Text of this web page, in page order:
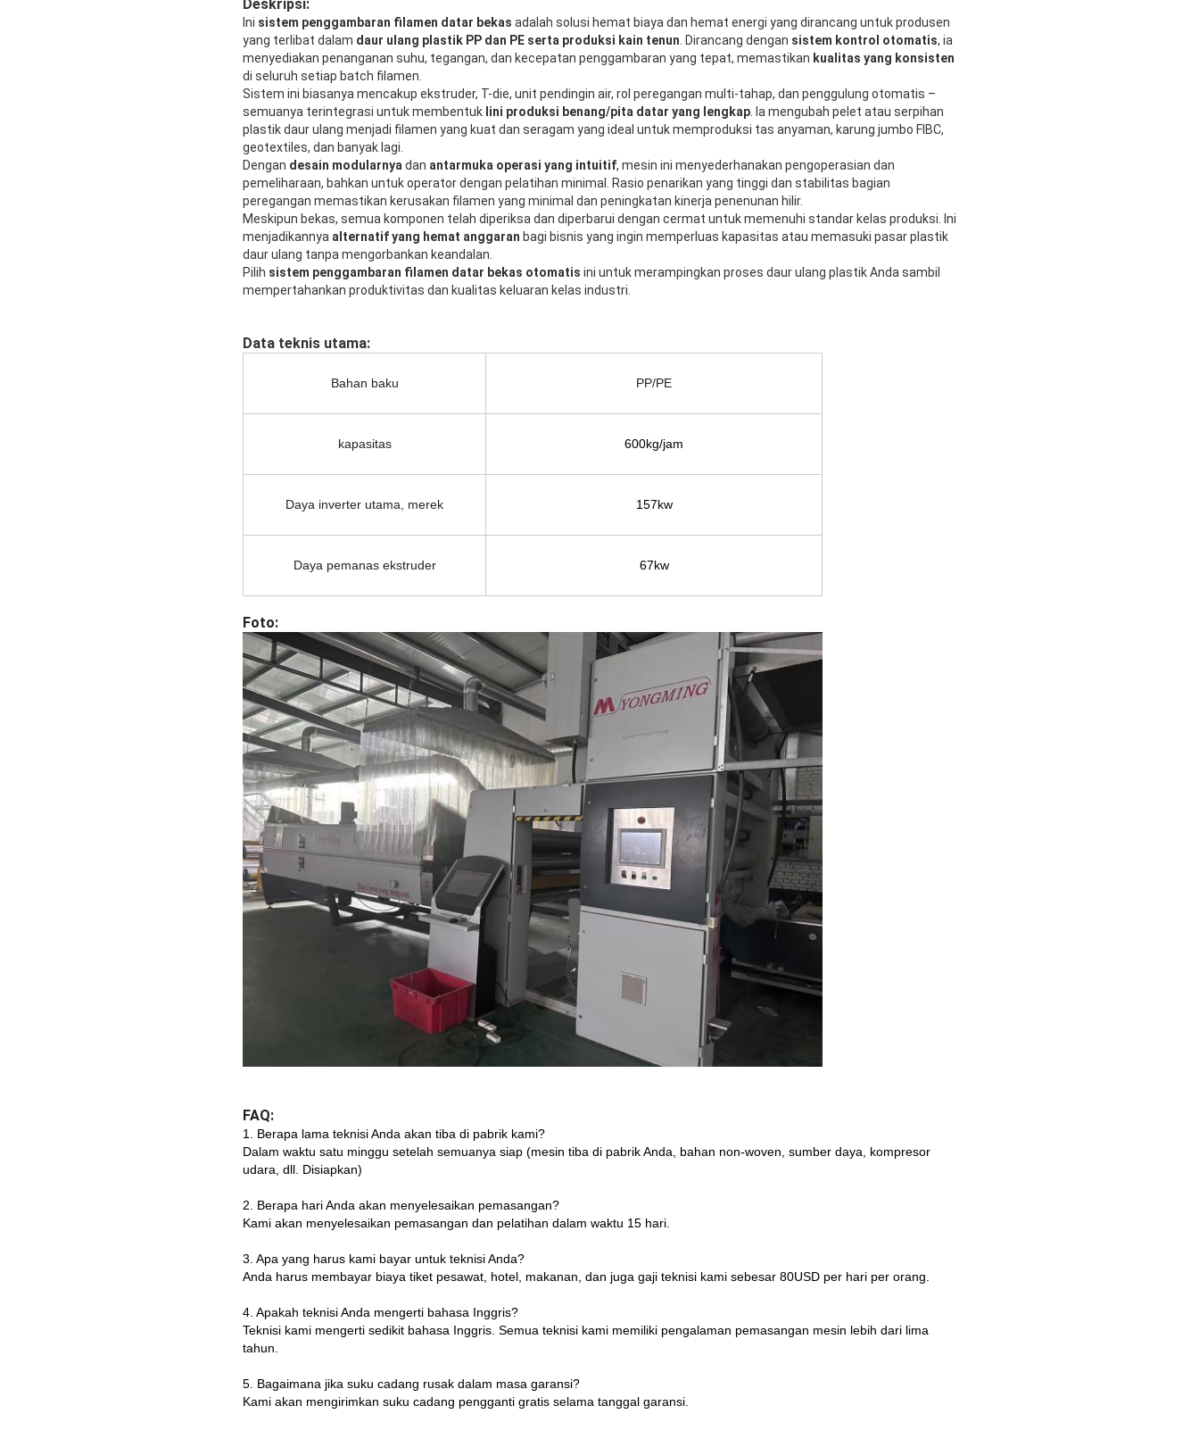
Deskripsi:
Ini sistem penggambaran filamen datar bekas adalah solusi hemat biaya dan hemat energi yang dirancang untuk produsen
yang terlibat dalam daur ulang plastik PP dan PE serta produksi kain tenun . Dirancang dengan sistem kontrol otomatis, ia
menyediakan penanganan suhu, tegangan, dan kecepatan penggambaran yang tepat, memastikan kualitas yang konsisten
di seluruh setiap batch filamen.
Sistem ini biasanya mencakup ekstruder, T-die, unit pendingin air, rol peregangan multi-tahap, dan penggulung otomatis –
semuanya terintegrasi untuk membentuk lini produksi benang/pita datar yang lengkap . Ia mengubah pelet atau serpihan
plastik daur ulang menjadi filamen yang kuat dan seragam yang ideal untuk memproduksi tas anyaman, karung jumbo FIBC,
geotextiles, dan banyak lagi.
Dengan desain modularnya dan antarmuka operasi yang intuitif, mesin ini menyederhanakan pengoperasian dan
pemeliharaan, bahkan untuk operator dengan pelatihan minimal. Rasio penarikan yang tinggi dan stabilitas bagian
peregangan memastikan kerusakan filamen yang minimal dan peningkatan kinerja penenunan hilir.
Meskipun bekas, semua komponen telah diperiksa dan diperbarui dengan cermat untuk memenuhi standar kelas produksi. Ini
menjadikannya alternatif yang hemat anggaran bagi bisnis yang ingin memperluas kapasitas atau memasuki pasar plastik
daur ulang tanpa mengorbankan keandalan.
Pilih sistem penggambaran filamen datar bekas otomatis ini untuk merampingkan proses daur ulang plastik Anda sambil
mempertahankan produktivitas dan kualitas keluaran kelas industri.
Data teknis utama:
Bahan baku PP/PE
kapasitas 600kg/jam
Daya inverter utama, merek 157kw
Daya pemanas ekstruder 67kw
Foto:
FAQ:
1. Berapa lama teknisi Anda akan tiba di pabrik kami?
Dalam waktu satu minggu setelah semuanya siap (mesin tiba di pabrik Anda, bahan non-woven, sumber daya, kompresor
udara, dll. Disiapkan)
2. Berapa hari Anda akan menyelesaikan pemasangan?
Kami akan menyelesaikan pemasangan dan pelatihan dalam waktu 15 hari.
3. Apa yang harus kami bayar untuk teknisi Anda?
Anda harus membayar biaya tiket pesawat, hotel, makanan, dan juga gaji teknisi kami sebesar 80USD per hari per orang.
4. Apakah teknisi Anda mengerti bahasa Inggris?
Teknisi kami mengerti sedikit bahasa Inggris. Semua teknisi kami memiliki pengalaman pemasangan mesin lebih dari lima
tahun.
5. Bagaimana jika suku cadang rusak dalam masa garansi?
Kami akan mengirimkan suku cadang pengganti gratis selama tanggal garansi.